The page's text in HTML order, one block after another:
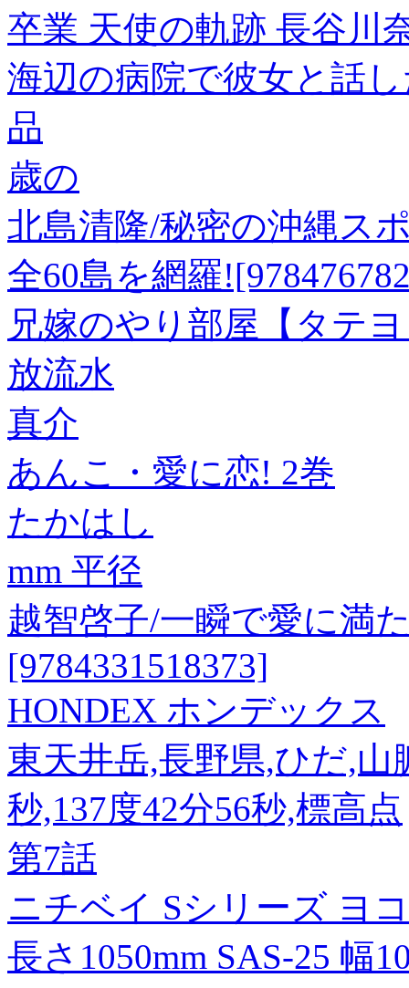
卒業 天使の軌跡 長谷川
海辺の病院で彼女と話
品
歳の
北島清隆/秘密の沖縄ス
全60島を網羅
兄嫁のやり部屋【タテ
放流水
真介
あんこ・愛に恋! 2巻
たかはし
mm 平径
越智啓子/一瞬で愛に満
[9784331518373]
HONDEX ホンデックス
東天井岳,長野県,ひだ,山
秒,137度42分56秒,標高点
第7話
ニチベイ Sシリーズ ヨ
長さ1050mm SAS-25 幅